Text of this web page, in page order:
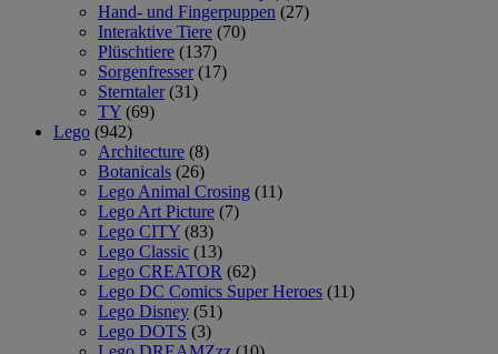
Hand- und Fingerpuppen (27)
Interaktive Tiere (70)
Plüschtiere (137)
Sorgenfresser (17)
Sterntaler (31)
TY (69)
Lego (942)
Architecture (8)
Botanicals (26)
Lego Animal Crosing (11)
Lego Art Picture (7)
Lego CITY (83)
Lego Classic (13)
Lego CREATOR (62)
Lego DC Comics Super Heroes (11)
Lego Disney (51)
Lego DOTS (3)